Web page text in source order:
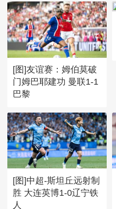
[图]友谊赛：姆伯莫破
门姆巴耶建功 曼联1-1
巴黎
[图]中超-斯坦丘远射制
胜 大连英博1-0辽宁铁
人